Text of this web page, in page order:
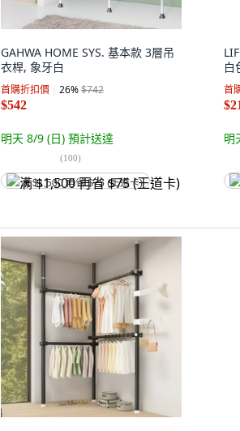
GAHWA HOME SYS. 基本款 3層吊
衣桿, 象牙白
首購折扣價 26%$742
$542
明天 8/9 (日) 預計送達
(100)
满 $1,500 再省 $75 (王道卡)
白
首
明